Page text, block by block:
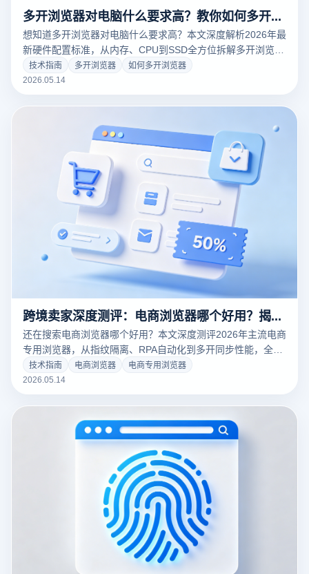
多开浏览器对电脑什么要求高？教你如何多开浏览器实现矩阵不卡顿
想知道多开浏览器对电脑什么要求高？本文深度解析2026年最
新硬件配置标准，从内存、CPU到SSD全方位拆解多开浏览器
的资源消耗。结合云登浏览器独家内核优化技术，教你如何多
开浏览器并实现数百个账号流畅运行，彻底解决掉线、延迟与
技术指南 多开浏览器
如何多开浏览器
2026.05.14
跨境卖家深度测评：电商浏览器哪个好用？揭秘云登浏览器的防关联黑科技
还在搜索电商浏览器哪个好用？本文深度测评2026年主流电商
专用浏览器，从指纹隔离、RPA自动化到多开同步性能，全方
位揭秘云登浏览器如何助跨境卖家攻克亚马逊、TikTok、
Temu等多平台风控关联难题。掌握核心选型标准，保障账号
技术指南 电商浏览器
电商专用浏览器
2026.05.14